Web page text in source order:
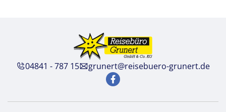
04841 - 787 15 grunert@reisebuero-grunert.de